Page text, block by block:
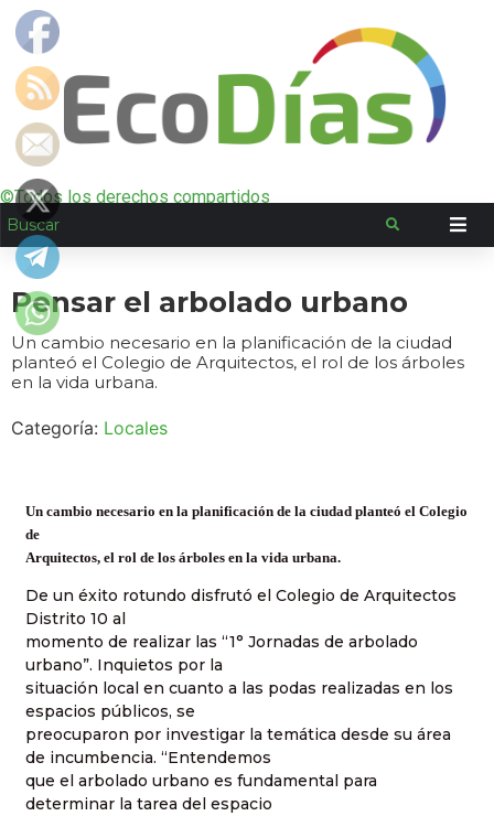
©Todos los derechos compartidos
Pensar el arbolado urbano
Un cambio necesario en la planificación de la ciudad
planteó el Colegio de Arquitectos, el rol de los árboles
en la vida urbana.
Categoría: Locales
Un cambio necesario en la planificación de la ciudad planteó el Colegio
de
Arquitectos, el rol de los árboles en la vida urbana.
De un éxito rotundo disfrutó el Colegio de Arquitectos
Distrito 10 al
momento de realizar las “1° Jornadas de arbolado
urbano”. Inquietos por la
situación local en cuanto a las podas realizadas en los
espacios públicos, se
preocuparon por investigar la temática desde su área
de incumbencia. “Entendemos
que el arbolado urbano es fundamental para
determinar la tarea del espacio